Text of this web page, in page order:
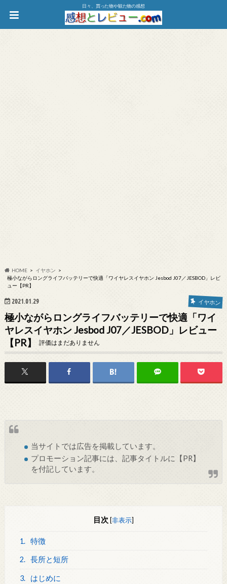
日々、買った物や観た物の感想
HOME
イヤホン
極小ながらロングライフバッテリーで快適「ワイヤレスイヤホン Jesbod J07／JESBOD」レビ
ュー【PR】
2021.01.29 イヤホン
極小ながらロングライフバッテリーで快適「ワイ
ヤレスイヤホン Jesbod J07／JESBOD」レビュー
【PR】
評価はまだありません
当サイトでは広告を掲載しています。
プロモーション記事には、記事タイトルに【PR】
を付記しています。
目次 [非表示]
1. 特徴
2. 長所と短所
3. はじめに